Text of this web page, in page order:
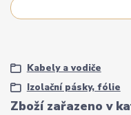
Zboží zařazeno v
Kabely a vodiče
Izolační pásky, fólie